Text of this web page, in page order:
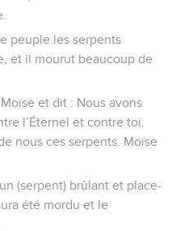
peuple les serpents
et il mourut beaucoup de
et dit : Nous avons
l’Éternel et contre toi.
nous ces serpents. Moïse
(serpent) brûlant et place-
été mordu et le